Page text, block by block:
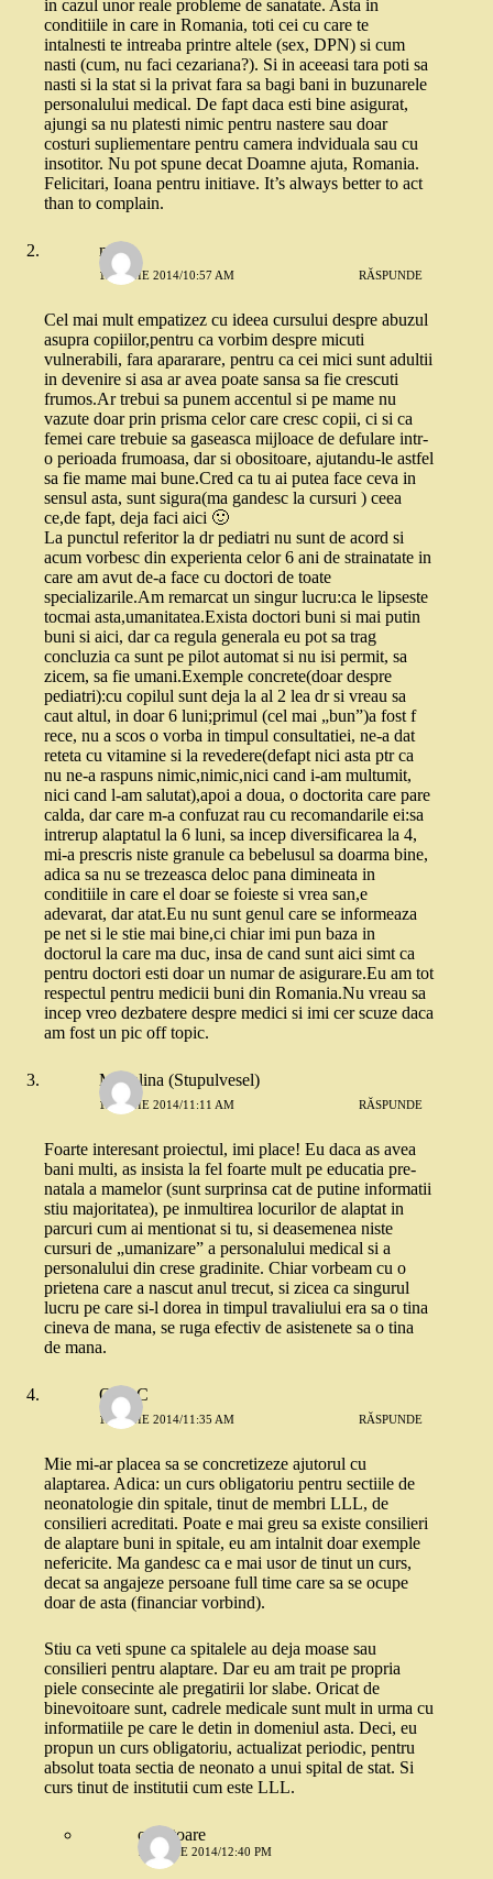
in cazul unor reale probleme de sanatate. Asta in
conditiile in care in Romania, toti cei cu care te
intalnesti te intreaba printre altele (sex, DPN) si cum
nasti (cum, nu faci cezariana?). Si in aceeasi tara poti sa
nasti si la stat si la privat fara sa bagi bani in buzunarele
personalului medical. De fapt daca esti bine asigurat,
ajungi sa nu platesti nimic pentru nastere sau doar
costuri supliementare pentru camera indviduala sau cu
insotitor. Nu pot spune decat Doamne ajuta, Romania.
Felicitari, Ioana pentru initiave. It’s always better to act
than to complain.
mura
12 IUNIE 2014/10:57 AM RĂSPUNDE
Cel mai mult empatizez cu ideea cursului despre abuzul
asupra copiilor,pentru ca vorbim despre micuti
vulnerabili, fara apararare, pentru ca cei mici sunt adultii
in devenire si asa ar avea poate sansa sa fie crescuti
frumos.Ar trebui sa punem accentul si pe mame nu
vazute doar prin prisma celor care cresc copii, ci si ca
femei care trebuie sa gaseasca mijloace de defulare intr-
o perioada frumoasa, dar si obositoare, ajutandu-le astfel
sa fie mame mai bune.Cred ca tu ai putea face ceva in
sensul asta, sunt sigura(ma gandesc la cursuri ) ceea
ce,de fapt, deja faci aici 🙂
La punctul referitor la dr pediatri nu sunt de acord si
acum vorbesc din experienta celor 6 ani de strainatate in
care am avut de-a face cu doctori de toate
specializarile.Am remarcat un singur lucru:ca le lipseste
tocmai asta,umanitatea.Exista doctori buni si mai putin
buni si aici, dar ca regula generala eu pot sa trag
concluzia ca sunt pe pilot automat si nu isi permit, sa
zicem, sa fie umani.Exemple concrete(doar despre
pediatri):cu copilul sunt deja la al 2 lea dr si vreau sa
caut altul, in doar 6 luni;primul (cel mai „bun”)a fost f
rece, nu a scos o vorba in timpul consultatiei, ne-a dat
reteta cu vitamine si la revedere(defapt nici asta ptr ca
nu ne-a raspuns nimic,nimic,nici cand i-am multumit,
nici cand l-am salutat),apoi a doua, o doctorita care pare
calda, dar care m-a confuzat rau cu recomandarile ei:sa
intrerup alaptatul la 6 luni, sa incep diversificarea la 4,
mi-a prescris niste granule ca bebelusul sa doarma bine,
adica sa nu se trezeasca deloc pana dimineata in
conditiile in care el doar se foieste si vrea san,e
adevarat, dar atat.Eu nu sunt genul care se informeaza
pe net si le stie mai bine,ci chiar imi pun baza in
doctorul la care ma duc, insa de cand sunt aici simt ca
pentru doctori esti doar un numar de asigurare.Eu am tot
respectul pentru medicii buni din Romania.Nu vreau sa
incep vreo dezbatere despre medici si imi cer scuze daca
am fost un pic off topic.
Madalina (Stupulvesel)
12 IUNIE 2014/11:11 AM RĂSPUNDE
Foarte interesant proiectul, imi place! Eu daca as avea
bani multi, as insista la fel foarte mult pe educatia pre-
natala a mamelor (sunt surprinsa cat de putine informatii
stiu majoritatea), pe inmultirea locurilor de alaptat in
parcuri cum ai mentionat si tu, si deasemenea niste
cursuri de „umanizare” a personalului medical si a
personalului din crese gradinite. Chiar vorbeam cu o
prietena care a nascut anul trecut, si zicea ca singurul
lucru pe care si-l dorea in timpul travaliului era sa o tina
cineva de mana, se ruga efectiv de asistenete sa o tina
de mana.
OanaC
12 IUNIE 2014/11:35 AM RĂSPUNDE
Mie mi-ar placea sa se concretizeze ajutorul cu
alaptarea. Adica: un curs obligatoriu pentru sectiile de
neonatologie din spitale, tinut de membri LLL, de
consilieri acreditati. Poate e mai greu sa existe consilieri
de alaptare buni in spitale, eu am intalnit doar exemple
nefericite. Ma gandesc ca e mai usor de tinut un curs,
decat sa angajeze persoane full time care sa se ocupe
doar de asta (financiar vorbind).
Stiu ca veti spune ca spitalele au deja moase sau
consilieri pentru alaptare. Dar eu am trait pe propria
piele consecinte ale pregatirii lor slabe. Oricat de
binevoitoare sunt, cadrele medicale sunt mult in urma cu
informatiile pe care le detin in domeniul asta. Deci, eu
propun un curs obligatoriu, actualizat periodic, pentru
absolut toata sectia de neonato a unui spital de stat. Si
curs tinut de institutii cum este LLL.
o cititoare
12 IUNIE 2014/12:40 PM